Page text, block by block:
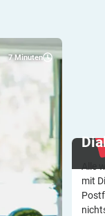
7 Minuten
Alle
mit